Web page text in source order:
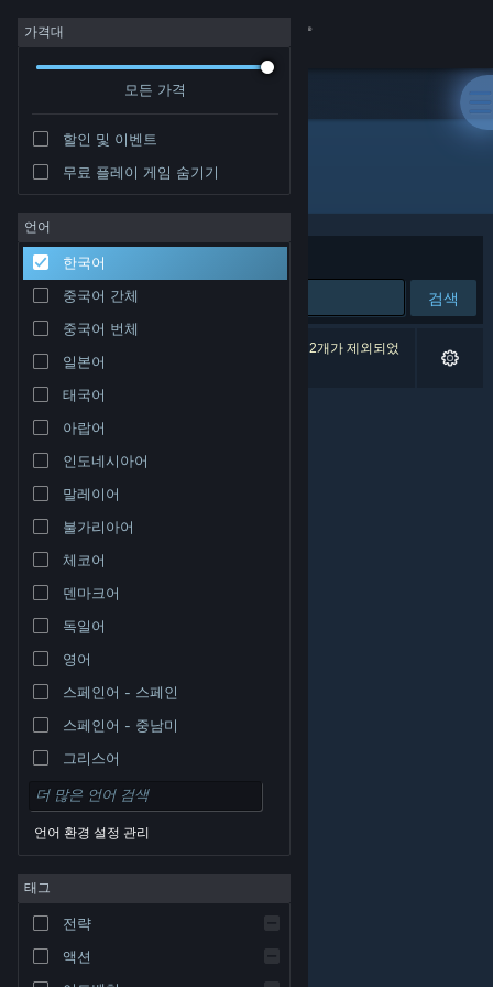
로그인
커뮤니티
정보
지원
언어 변경
Steam 모바일 앱 다운로드
PC 웹사이트 보기
© Valve Corporation. 모든 권리 보유. 모든 상표는 미국
및 기타 국가에서 각각 해당 소유자의 재산입니다.
환불| 쿠키
가격대
모든 가격
할인 및 이벤트
무료 플레이 게임 숨기기
언어
한국어
중국어 간체
중국어 번체
일본어
태국어
아랍어
인도네시아어
말레이어
불가리아어
체코어
덴마크어
독일어
영어
스페인어 - 스페인
스페인어 - 중남미
그리스어
언어 환경 설정 관리
태그
전략
액션
배급사: Kayisoft
정렬 기준 연관성
검색
검색 결과가 0개 있습니다. 환경 설정에 따라 게임 2개가 제외되었
습니다.